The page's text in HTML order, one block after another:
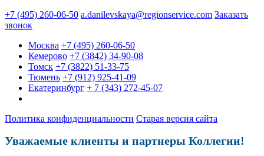
+7 (495) 260-06-50 a.danilevskaya@regionservice.com Заказать
звонок
Москва +7 (495) 260-06-50
Кемерово +7 (3842) 34-90-08
Томск +7 (3822) 51-33-75
Тюмень +7 (912) 925-41-09
Екатеринбург + 7 (343) 272-45-07
Политика конфиденциальности Старая версия сайта
Уважаемые клиенты и партнеры Коллегии!